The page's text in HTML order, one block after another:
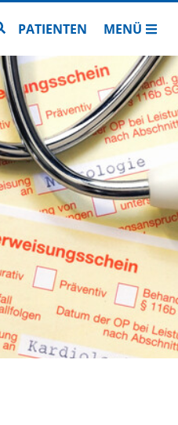
Zur Seitensuche
PATIENTEN MENÜ